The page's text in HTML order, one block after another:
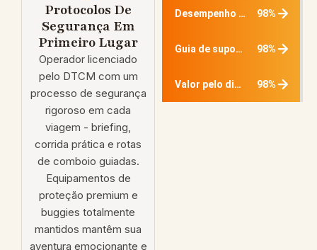
Protocolos De
Segurança Em
Primeiro Lugar
Operador licenciado
pelo DTCM com um
processo de segurança
rigoroso em cada
viagem - briefing,
corrida prática e rotas
de comboio guiadas.
Equipamentos de
proteção premium e
buggies totalmente
mantidos mantêm sua
aventura emocionante e
Desempenho e emoção com buggy 98%
Guia de suporte e treinamento 98%
Valor pelo dinheiro 98%